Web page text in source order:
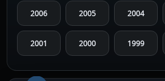
2006 2005 2004
2001 2000 1999
1996 1995 1994